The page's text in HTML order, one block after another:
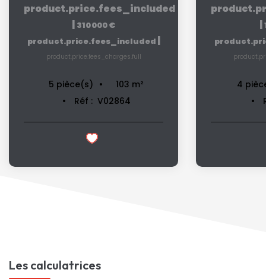
product.price.fees_included
| 310 000 €
product.price.fees_included |
product.price.fees_charges.full
5 pièce(s) 103 m²
Réf : V02864
|
4
Les calculatrices